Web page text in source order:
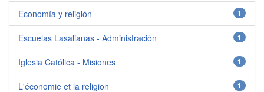
1
Economía y religión
1
Escuelas Lasalianas - Administración
1
Iglesia Católica - Misiones
1
L'économie et la religion